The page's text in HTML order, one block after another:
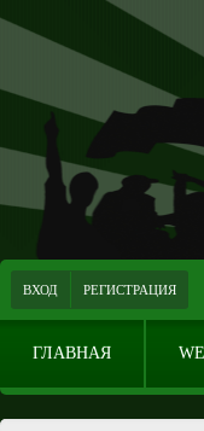
ВХОД РЕГИСТРАЦИЯ
ГЛАВНАЯ